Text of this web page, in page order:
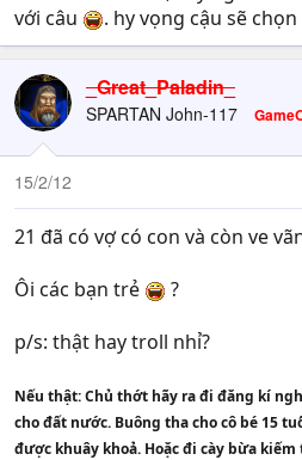
với câu
. hy vọng cậu sẽ
_Great_Paladin_
SPARTAN John-117
15/2/12
21 đã có vợ có con và còn ve
Ôi các bạn trẻ
?
p/s: thật hay troll nhỉ?
Nếu thật: Chủ thớt hãy ra đi đăng kí
cho đất nước. Buông tha cho cô bé 15
được khuây khoả. Hoặc đi cày bừa kiếm